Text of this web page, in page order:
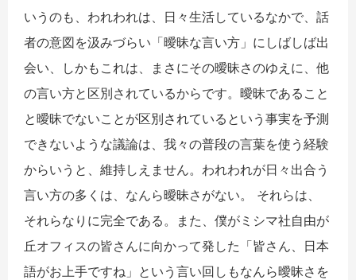
いうのも、われわれは、日々生活しているなかで、話
者の意図を汲みづらい「曖昧な言い方」にしばしば出
会い、しかもこれは、まさにその曖昧さのゆえに、他
の言い方と区別されているからです。曖昧であること
と曖昧でないことが区別されているという事実を予測
できないような議論は、我々の普段の言葉を使う経験
からいうと、維持しえません。われわれが日々出合う
言い方の多くは、なんら曖昧さがない。 それらは、
それらなりに完全である。また、僕がミシマ社自由が
丘オフィスの皆さんに向かって発した「皆さん、日本
語がお上手ですね」という言い回しもなんら曖昧さを